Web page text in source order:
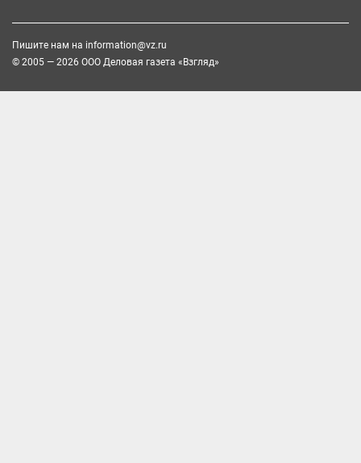
Пишите нам на information@vz.ru
© 2005 — 2026 ООО Деловая газета «Взгляд»